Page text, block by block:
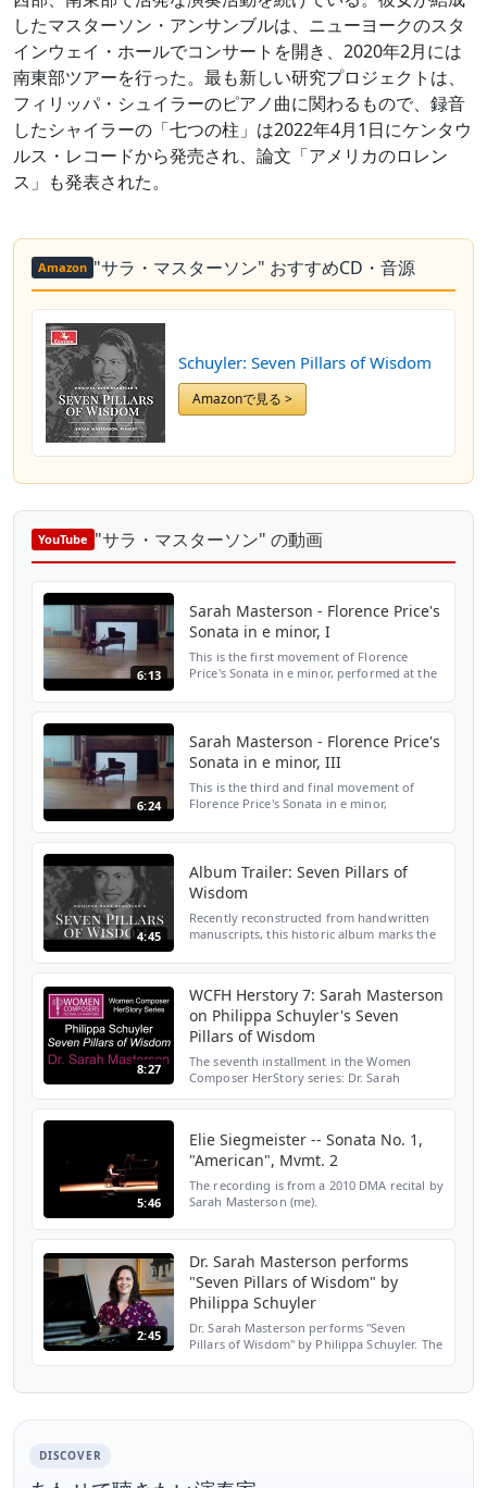
したマスターソン・アンサンブルは、ニューヨークのスタ
インウェイ・ホールでコンサートを開き、2020年2月には
南東部ツアーを行った。最も新しい研究プロジェクトは、
フィリッパ・シュイラーのピアノ曲に関わるもので、録音
したシャイラーの「七つの柱」は2022年4月1日にケンタウ
ルス・レコードから発売され、論文「アメリカのロレン
ス」も発表された。
Amazon "サラ・マスターソン" おすすめCD・音源
Schuyler: Seven Pillars of Wisdom
Amazonで見る >
YouTube "サラ・マスターソン" の動画
6:13
Sarah Masterson - Florence Price's
Sonata in e minor, I
This is the first movement of Florence
Price's Sonata in e minor, performed at the
6:24
Sarah Masterson - Florence Price's
Sonata in e minor, III
This is the third and final movement of
Florence Price's Sonata in e minor,
4:45
Album Trailer: Seven Pillars of
Wisdom
Recently reconstructed from handwritten
manuscripts, this historic album marks the
8:27
WCFH Herstory 7: Sarah Masterson
on Philippa Schuyler's Seven
Pillars of Wisdom
The seventh installment in the Women
Composer HerStory series: Dr. Sarah
5:46
Elie Siegmeister -- Sonata No. 1,
"American", Mvmt. 2
The recording is from a 2010 DMA recital by
Sarah Masterson (me).
2:45
Dr. Sarah Masterson performs
"Seven Pillars of Wisdom" by
Philippa Schuyler
Dr. Sarah Masterson performs "Seven
Pillars of Wisdom" by Philippa Schuyler. The
first time. Video...
DISCOVER